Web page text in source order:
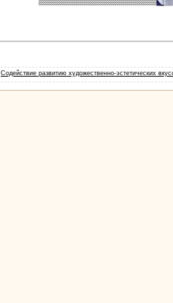
Содействие развитию художественно-эстетических